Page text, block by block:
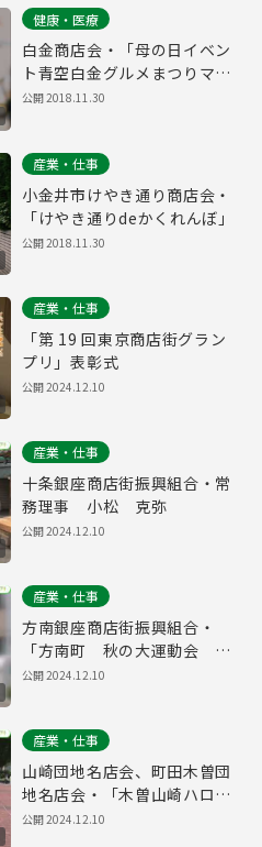
健康・医療
白金商店会・「母の日イベン
ト青空白金グルメまつりマン
マミーア」
公開2018.11.30
産業・仕事
小金井市けやき通り商店会・
「けやき通りdeかくれんぼ」
公開2018.11.30
産業・仕事
「第 19 回東京商店街グラン
プリ」表彰式
公開2024.12.10
産業・仕事
十条銀座商店街振興組合・常
務理事 小松 克弥
公開2024.12.10
産業・仕事
方南銀座商店街振興組合・
「方南町 秋の大運動会 ～
運動を通じた地域の輪づくり
公開2024.12.10
産業・仕事
山崎団地名店会、町田木曽団
地名店会・「木曽山崎ハロウ
ィンビストロ祭り」
公開2024.12.10